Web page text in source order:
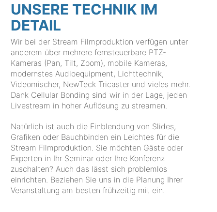
UNSERE TECHNIK IM
DETAIL
Wir bei der Stream Filmproduktion verfügen unter
anderem über mehrere fernsteuerbare PTZ-
Kameras (Pan, Tilt, Zoom), mobile Kameras,
modernstes Audioequipment, Lichttechnik,
Videomischer, NewTeck Tricaster und vieles mehr.
Dank Cellular Bonding sind wir in der Lage, jeden
Livestream in hoher Auflösung zu streamen.
Natürlich ist auch die Einblendung von Slides,
Grafiken oder Bauchbinden ein Leichtes für die
Stream Filmproduktion. Sie möchten Gäste oder
Experten in Ihr Seminar oder Ihre Konferenz
zuschalten? Auch das lässt sich problemlos
einrichten. Beziehen Sie uns in die Planung Ihrer
Veranstaltung am besten frühzeitig mit ein.